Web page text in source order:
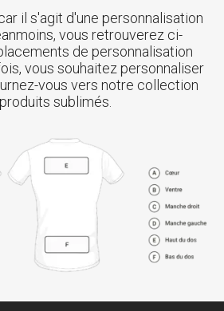
il s'agit d'une personnalisation
vous retrouverez ci-
de personnalisation
vous souhaitez personnaliser
vous vers notre collection
sublimés.